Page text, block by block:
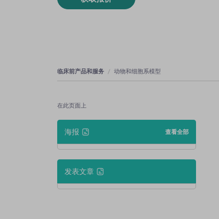
临床前产品和服务 动物和细胞系模型
在此页面上
海报 查看全部
发表文章